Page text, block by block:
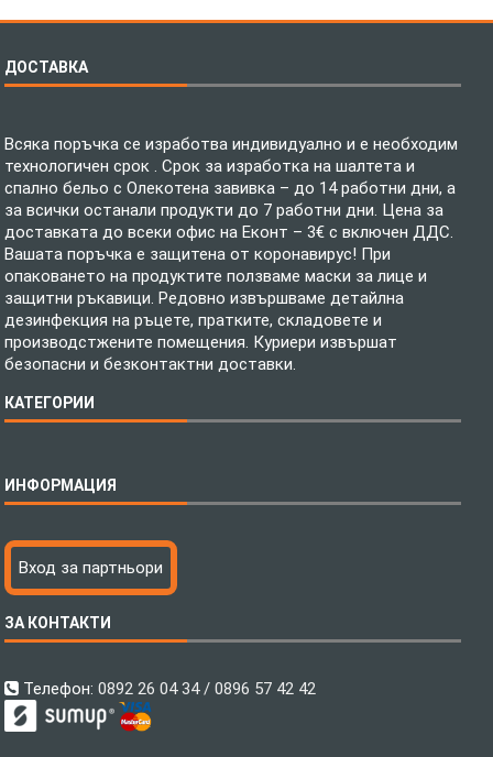
ДОСТАВКА
Всяка поръчка се изработва индивидуално и е необходим
технологичен срок . Срок за изработка на шалтета и
спално бельо с Олекотена завивка – до 14 работни дни, а
за всички останали продукти до 7 работни дни. Цена за
доставката до всеки офис на Еконт – 3€ с включен ДДС.
Вашата поръчка е защитена от коронавирус! При
опаковането на продуктите ползваме маски за лице и
защитни ръкавици. Редовно извършваме детайлна
дезинфекция на ръцете, пратките, складовете и
производстжените помещения. Куриери извършат
безопасни и безконтактни доставки.
КАТЕГОРИИ
Бебешки спални комплекти
Тениски с пълноцветен печат
Хавлиени кърпи
Пончо за водни спортове
Микрофибърни Велурени Кърпи
Детски пончота
Тениски
ИНФОРМАЦИЯ
Технология на печатане
Файлове за печат
Как да поръчам?
С какво сме различни?
Контакти
Общи Условия
Вход за партньори
ЗА КОНТАКТИ
Телефон:0892 26 04 34 / 0896 57 42 42